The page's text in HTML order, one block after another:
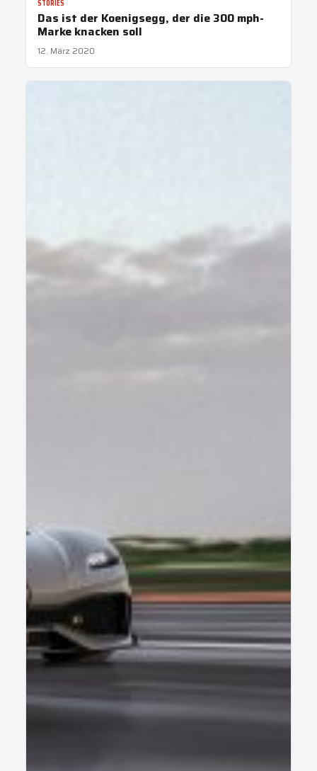
STORIES
Das ist der Koenigsegg, der die 300 mph-
Marke knacken soll
12. März 2020